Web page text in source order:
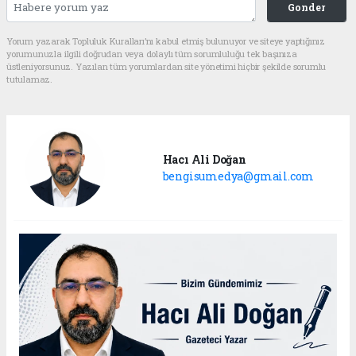
Gonder
Yorum yazarak Topluluk Kuralları’nı kabul etmiş bulunuyor ve siteye yaptığınız
yorumunuzla ilgili doğrudan veya dolaylı tüm sorumluluğu tek başınıza
üstleniyorsunuz. Yazılan tüm yorumlardan site yönetimi hiçbir şekilde sorumlu
tutulamaz.
Hacı Ali Doğan
bengisumedya@gmail.com